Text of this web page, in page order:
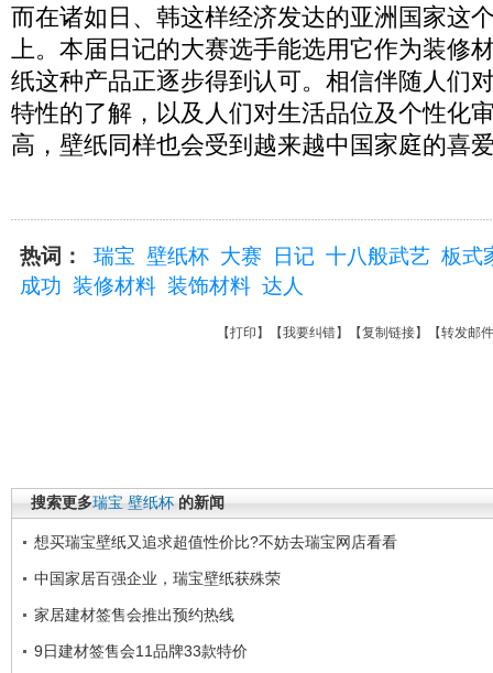
而在诸如日、韩这样经济发达的亚洲国家这
上。本届日记的大赛选手能选用它作为装修
纸这种产品正逐步得到认可。相信伴随人们
特性的了解，以及人们对生活品位及个性化
高，壁纸同样也会受到越来越中国家庭的喜
热词： 瑞宝 壁纸杯 大赛 日记 十八般武艺 板式
成功 装修材料 装饰材料 达人
【打印 】【我要纠错】【复制链接】【转发邮件
搜索更多瑞宝 壁纸杯 的新闻
想买瑞宝壁纸又追求超值性价比?不妨去瑞宝网店看看
中国家居百强企业，瑞宝壁纸获殊荣
家居建材签售会推出预约热线
9日建材签售会11品牌33款特价